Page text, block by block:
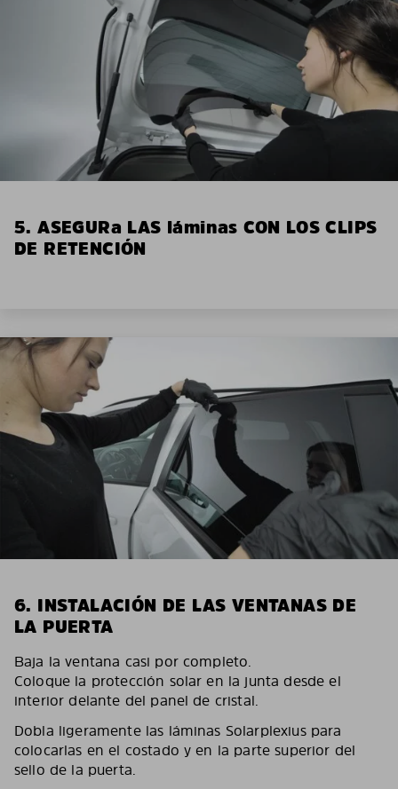
5. ASEGURa LAS láminas CON LOS CLIPS
DE RETENCIÓN
6. INSTALACIÓN DE LAS VENTANAS DE
LA PUERTA
Baja la ventana casi por completo.
Coloque la protección solar en la junta desde el
interior delante del panel de cristal.
Dobla ligeramente las láminas Solarplexius para
colocarlas en el costado y en la parte superior del
sello de la puerta.